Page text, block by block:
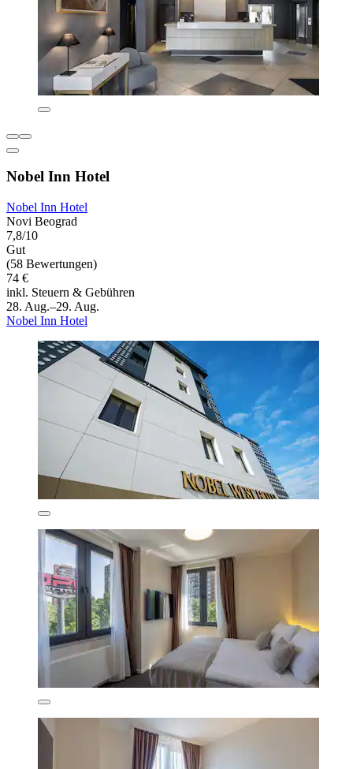
Nobel Inn Hotel
Nobel Inn Hotel
Novi Beograd
7,8/10
Gut
(58 Bewertungen)
74 €
inkl. Steuern & Gebühren
28. Aug.–29. Aug.
Nobel Inn Hotel